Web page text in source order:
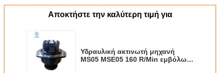
Αποκτήστε την καλύτερη τιμή για
Υδραυλική ακτινωτή μηχανή
MS05 MSE05 160 R/Min εμβόλων